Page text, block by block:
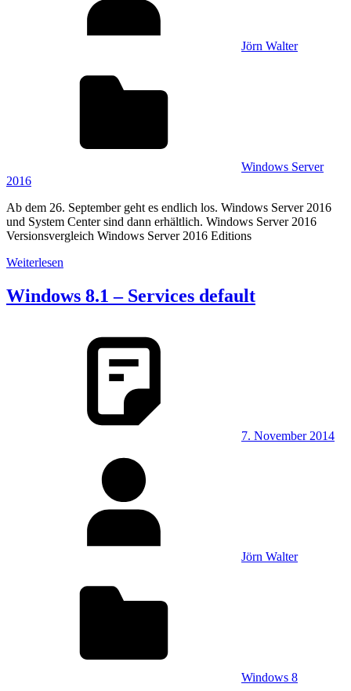
Jörn Walter
Windows Server
2016
Ab dem 26. September geht es endlich los. Windows Server 2016
und System Center sind dann erhältlich. Windows Server 2016
Versionsvergleich Windows Server 2016 Editions
Weiterlesen
Windows 8.1 – Services default
7. November 2014
Jörn Walter
Windows 8